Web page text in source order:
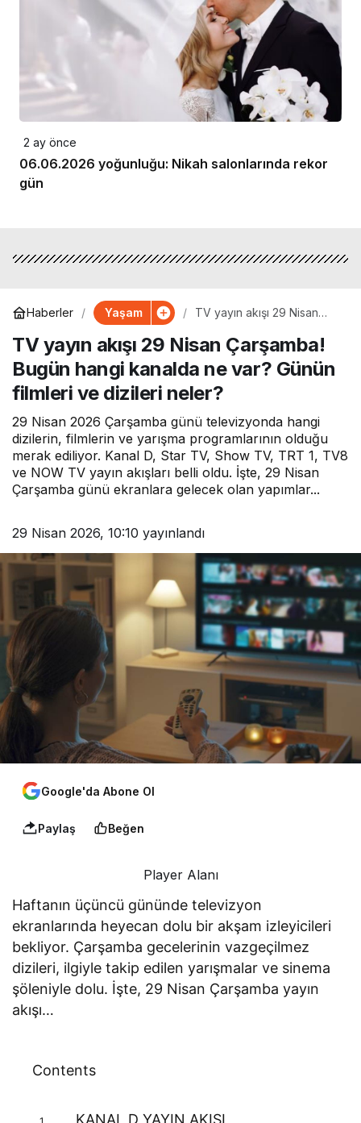
2 ay önce
06.06.2026 yoğunluğu: Nikah salonlarında rekor
gün
Haberler Yaşam
TV yayın akışı 29 Nisan
kanalda ne var? Günün
filmleri ve dizileri neler?
TV yayın akışı 29 Nisan Çarşamba!
Bugün hangi kanalda ne var? Günün
filmleri ve dizileri neler?
29 Nisan 2026 Çarşamba günü televizyonda hangi
dizilerin, filmlerin ve yarışma programlarının olduğu
merak ediliyor. Kanal D, Star TV, Show TV, TRT 1, TV8
ve NOW TV yayın akışları belli oldu. İşte, 29 Nisan
Çarşamba günü ekranlara gelecek olan yapımlar...
29 Nisan 2026, 10:10 yayınlandı
Google'da Abone Ol
Paylaş Beğen
Player Alanı
Haftanın üçüncü gününde televizyon
ekranlarında heyecan dolu bir akşam izleyicileri
bekliyor. Çarşamba gecelerinin vazgeçilmez
dizileri, ilgiyle takip edilen yarışmalar ve sinema
şöleniyle dolu. İşte, 29 Nisan Çarşamba yayın
akışı…
Contents
KANAL D YAYIN AKIŞI